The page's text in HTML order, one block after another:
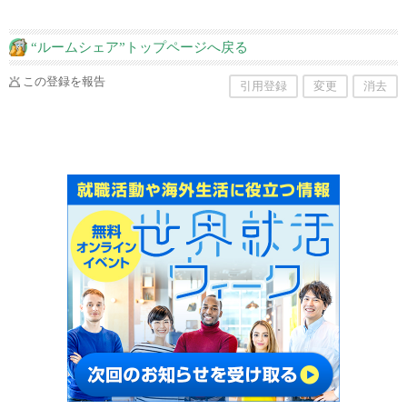
“ルームシェア”トップページへ戻る
この登録を報告 引用登録 変更 消去